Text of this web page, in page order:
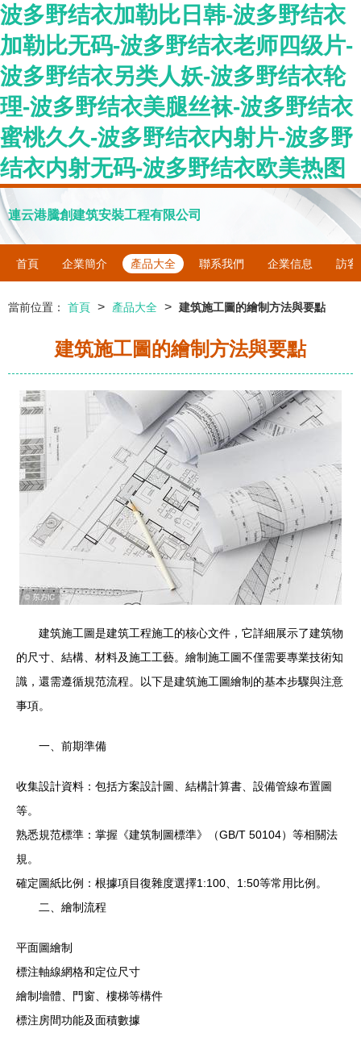
波多野结衣加勒比日韩-波多野结衣
加勒比无码-波多野结衣老师四级片-
波多野结衣另类人妖-波多野结衣轮
理-波多野结衣美腿丝袜-波多野结衣
蜜桃久久-波多野结衣内射片-波多野
结衣内射无码-波多野结衣欧美热图
連云港騰創建筑安裝工程有限公司
首頁 企業簡介 產品大全 聯系我們 企業信息 訪客
當前位置： 首頁 > 產品大全 > 建筑施工圖的繪制方法與要點
建筑施工圖的繪制方法與要點
建筑施工圖是建筑工程施工的核心文件，它詳細展示了建筑物
的尺寸、結構、材料及施工工藝。繪制施工圖不僅需要專業技術知
識，還需遵循規范流程。以下是建筑施工圖繪制的基本步驟與注意
事項。
一、前期準備
收集設計資料：包括方案設計圖、結構計算書、設備管線布置圖
等。
熟悉規范標準：掌握《建筑制圖標準》（GB/T 50104）等相關法
規。
確定圖紙比例：根據項目復雜度選擇1:100、1:50等常用比例。
二、繪制流程
平面圖繪制
標注軸線網格和定位尺寸
繪制墻體、門窗、樓梯等構件
標注房間功能及面積數據